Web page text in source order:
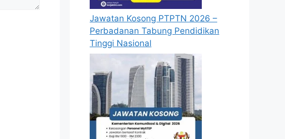
Jawatan Kosong PTPTN 2026 –
Perbadanan Tabung Pendidikan
Tinggi Nasional